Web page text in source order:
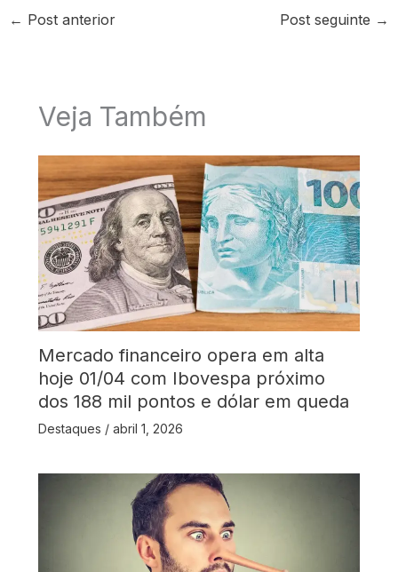
← Post anterior Post seguinte →
Veja Também
Mercado financeiro opera em alta
hoje 01/04 com Ibovespa próximo
dos 188 mil pontos e dólar em queda
Destaques / abril 1, 2026